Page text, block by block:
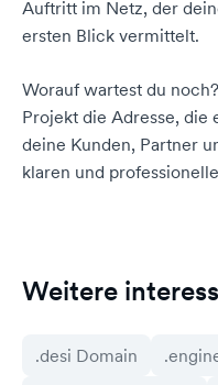
Auftritt im Netz, der
ersten Blick vermittelt.
Worauf wartest du
Projekt die Adresse, die
deine Kunden, Partner
klaren und
Weitere
.desi Domain